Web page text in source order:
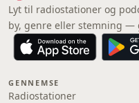
Lyt til radiostationer og
by, genre eller stemning —
GENNEMSE
Radiostationer